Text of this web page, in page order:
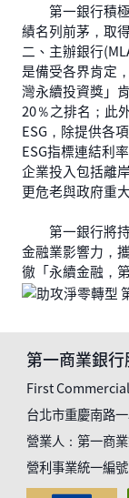
第一銀行積極
績名列前茅，取
二、主辦銀行
是備受各界肯定
灣永續投資獎」
20％之排名；此
ESG，除提供各
ESG指標連結利
企業投入包括離
更危老與政府重
第一銀行將持
金融業影響力，
徹「永續金融，
第一商業銀
First
台北市重慶南路
營業人：第一商
營利事業統一編